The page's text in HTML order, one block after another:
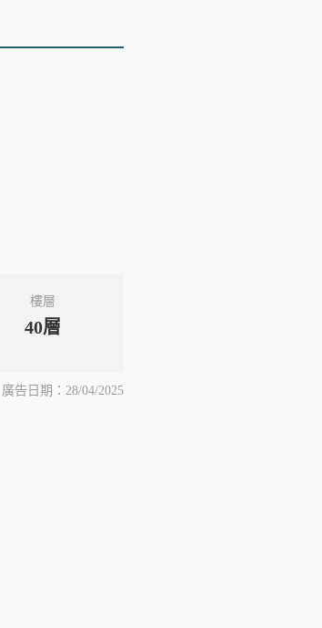
樓層
40層
廣告日期：28/04/2025